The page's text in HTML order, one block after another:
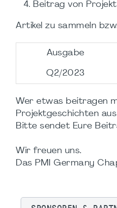
Beitrag von
Artikel zu sammeln
Ausgabe
Q2/2023
Wer etwas beitragen
Projektgeschichten
Bitte sendet Eure
Wir freuen uns.
Das PMI Germany